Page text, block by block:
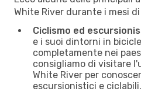
White River durante i mesi
Ciclismo ed
e i suoi dintorni in
completamente nei
consigliamo di visitare
White River per
escursionistici e ciclabili.